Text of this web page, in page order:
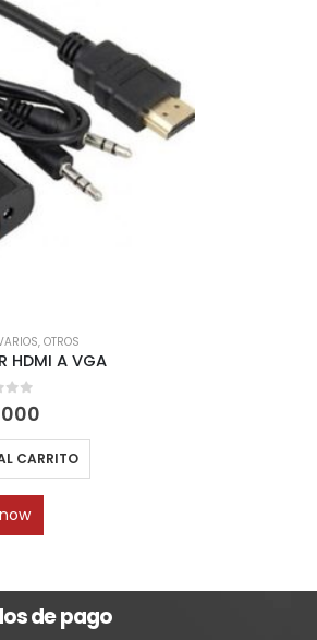
, OTROS
HDMI A VGA
of 5
CARRITO
de pago